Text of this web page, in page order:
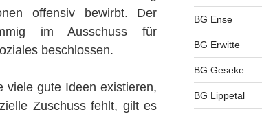
offensiv bewirbt. Der
im Ausschuss für
beschlossen.
viele gute Ideen existieren,
Zuschuss fehlt, gilt es
BG Ense
BG Erwitte
BG Geseke
BG Lippetal